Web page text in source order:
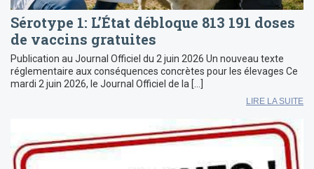
Sérotype 1: L’État débloque 813 191 doses
de vaccins gratuites
Publication au Journal Officiel du 2 juin 2026 Un nouveau texte
réglementaire aux conséquences concrètes pour les élevages Ce
mardi 2 juin 2026, le Journal Officiel de la […]
LIRE LA SUITE